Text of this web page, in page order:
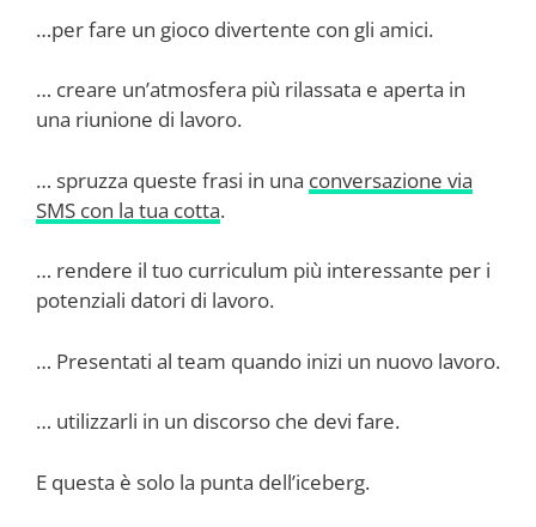
…per fare un gioco divertente con gli amici.
… creare un’atmosfera più rilassata e aperta in
una riunione di lavoro.
… spruzza queste frasi in una conversazione via
SMS con la tua cotta.
… rendere il tuo curriculum più interessante per i
potenziali datori di lavoro.
… Presentati al team quando inizi un nuovo lavoro.
… utilizzarli in un discorso che devi fare.
E questa è solo la punta dell’iceberg.